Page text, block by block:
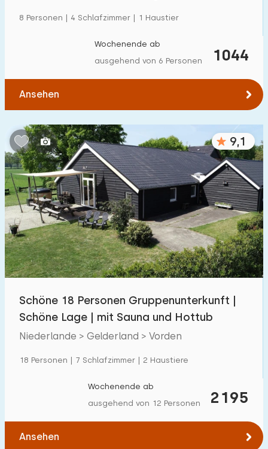
27
Kinderfreundlich
Kindermöbel
Eingezäunter Garten 600 +
Spielgeräte im Garten 500
Hallenbad 900 +
Freibad 1000 +
Kinderanimation 1000 +
Kindereinrichtungen im Park 1300 +
Zugänglichkeit
8 Personen | 4 Schlafzimmer | 1 Haustier
1044
Wochenende ab
ausgehend von 6 Personen
Ansehen
9,1
Schöne 18 Personen Gruppenunterkunft |
Schöne Lage | mit Sauna und Hottub
Niederlande > Gelderland > Vorden
18 Personen | 7 Schlafzimmer | 2 Haustiere
2195
Wochenende ab
ausgehend von 12 Personen
Ansehen